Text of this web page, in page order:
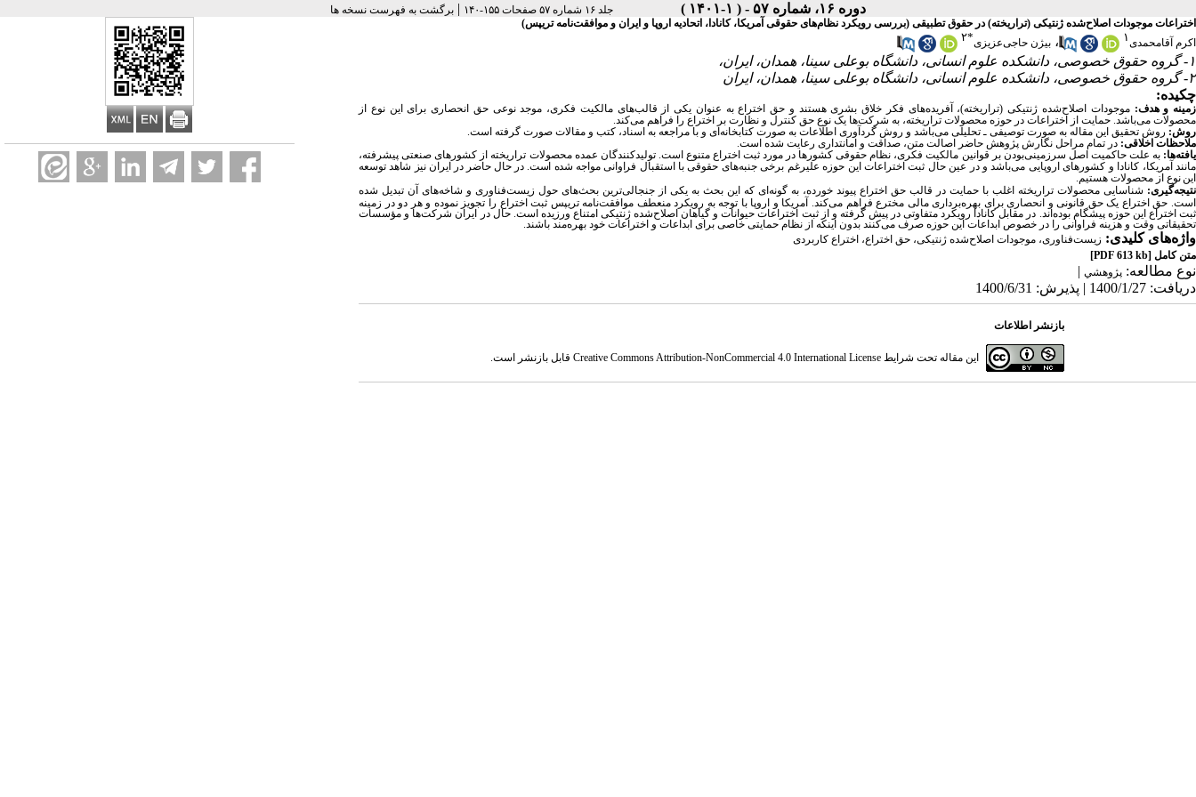
دوره ۱۶، شماره ۵۷ - ( ۱-۱۴۰۱ ) جلد ۱۶ شماره ۵۷ صفحات ۱۵۵-۱۴۰ | برگشت به فهرست نسخه ها
اختراعات موجودات اصلاح‌شده ژنتیکی (تراریخته) در حقوق تطبیقی (بررسی رویکرد نظام‌های حقوقی آمریکا، کانادا، اتحادیه اروپا و ایران و موافقت‌نامه تریپس)
اکرم آقامحمدی۱ ، بیژن حاجی‌عزیزی*۲
۱- گروه حقوق خصوصی، دانشکده علوم انسانی، دانشگاه بوعلی سینا، همدان، ایران،
۲- گروه حقوق خصوصی، دانشکده علوم انسانی، دانشگاه بوعلی سینا، همدان، ایران
چکیده:
زمینه و هدف: موجودات اصلاح‌شده ژنتیکی (تراریخته)، آفریده‌های فکر خلاق بشری هستند و حق اختراع به عنوان یکی از قالب‌های مالکیت فکری، موجد نوعی حق انحصاری برای این نوع از
محصولات می‌باشد. حمایت از اختراعات در حوزه محصولات تراریخته، به شرکت‌ها یک نوع حق کنترل و نظارت بر اختراع را فراهم می‌کند.
روش: روش تحقیق این مقاله به صورت توصیفی ـ تحلیلی می‌باشد و روش گردآوری اطلاعات به صورت کتابخانه‌ای و با مراجعه به اسناد، کتب و مقالات صورت گرفته است.
ملاحظات اخلاقی: در تمام مراحل نگارش پژوهش حاضر اصالت متن، صداقت و امانتداری رعایت شده است.
یافته‌ها: به علت حاکمیت اصل سرزمینی‌بودن بر قوانین مالکیت فکری، نظام حقوقی کشورها در مورد ثبت اختراع متنوع است. تولیدکنندگان عمده محصولات تراریخته از کشورهای صنعتی پیشرفته،
مانند آمریکا، کانادا و کشورهای اروپایی می‌باشد و در عین حال ثبت اختراعات این حوزه علیرغم برخی جنبه‌های حقوقی با استقبال فراوانی مواجه شده است. در حال حاضر در ایران نیز شاهد توسعه
این نوع از محصولات هستیم.
نتیجه‌گیری: شناسایی محصولات تراریخته اغلب با حمایت در قالب حق اختراع پیوند خورده، به گونه‌ای که این بحث به یکی از جنجالی‌ترین بحث‌های حول زیست‌فناوری و شاخه‌های آن تبدیل شده
است. حق اختراع یک حق قانونی و انحصاری برای بهره‌برداری مالی مخترع فراهم می‌کند. آمریکا و اروپا با توجه به رویکرد منعطف موافقت‌نامه تریپس ثبت اختراع را تجویز نموده‌‌ و هر دو در زمینه
ثبت اختراع این حوزه پیشگام بوده‌اند. در مقابل کانادا رویکرد متفاوتی در پیش گرفته و از ثبت اختراعات حیوانات و گیاهان اصلاح‌شده ژنتیکی امتناع ورزیده است. حال در ایران شرکت‌ها و مؤسسات
تحقیقاتی وقت و هزینه فراوانی را در خصوص ابداعات این حوزه صرف می‌کنند بدون اینکه از نظام حمایتی خاصی برای ابداعات و اختراعات خود بهره‌مند باشند.
واژه‌های کلیدی: زیست‌فناوری، موجودات اصلاح‌شده ژنتیکی، حق اختراع، اختراع کاربردی
متن کامل [PDF 613 kb]
نوع مطالعه: پژوهشي |
دریافت: 1400/1/27 | پذیرش: 1400/6/31
بازنشر اطلاعات
این مقاله تحت شرایط Creative Commons Attribution-NonCommercial 4.0 International Licenseقابل بازنشر است.